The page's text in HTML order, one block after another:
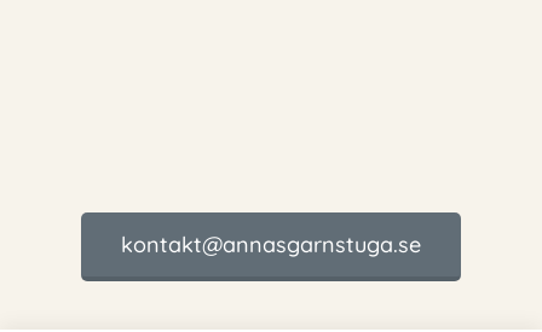
kontakt@annasgarnstuga.se